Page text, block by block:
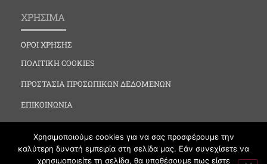
ΧΡΗΣΙΜΑ
ΟΡΟΙ ΧΡΗΣΗΣ
ΠΟΛΙΤΙΚΗ COOKIES
ΠΡΟΣΤΑΣΙΑ ΠΡΟΣΩΠΙΚΩΝ ΔΕΔΟΜΕΝΩΝ
ΕΠΙΚΟΙΝΩΝΙΑ
Χρησιμοποιούμε cookies για να σας προσφέρουμε την
καλύτερη δυνατή εμπειρία στη σελίδα μας. Εάν συνεχίσετε να
χρησιμοποιείτε τη σελίδα, θα υποθέσουμε πως είστε